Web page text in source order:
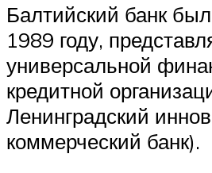
Балтийский банк
1989 году,
универсальной
кредитной
Ленинградский
коммерческий банк).